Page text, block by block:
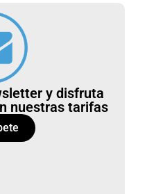
y disfruta
nuestras tarifas